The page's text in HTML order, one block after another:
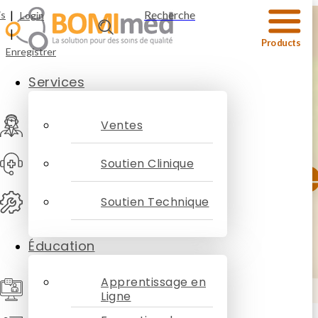
| Login
|
Enregistrer
Recherche
Services
Ventes
Soutien Clinique
Soutien Technique
Éducation
Apprentissage en
Ligne